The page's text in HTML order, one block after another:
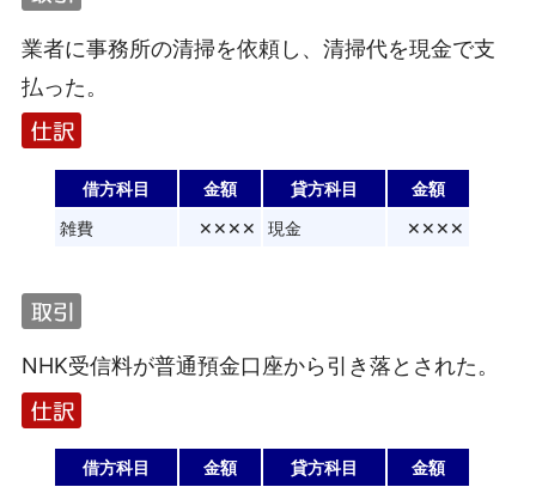
業者に事務所の清掃を依頼し、清掃代を現金で支
払った。
借方科目 金額 貸方科目
金額
雑費
✕✕✕✕ 現金 ✕✕✕✕
NHK受信料が普通預金口座から引き落とされた。
借方科目 金額 貸方科目
金額